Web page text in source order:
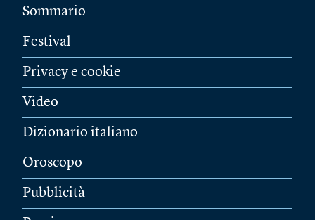
Sommario
Festival
Privacy e cookie
Video
Dizionario italiano
Oroscopo
Pubblicità